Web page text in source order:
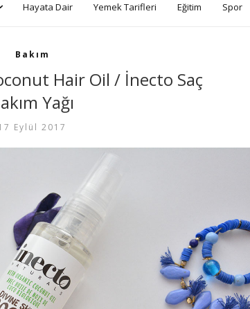
Hayata Dair Yemek Tarifleri Eğitim Spor
Bakım
Hair Oil / İnecto Saç
Yağı
Eylül 2017